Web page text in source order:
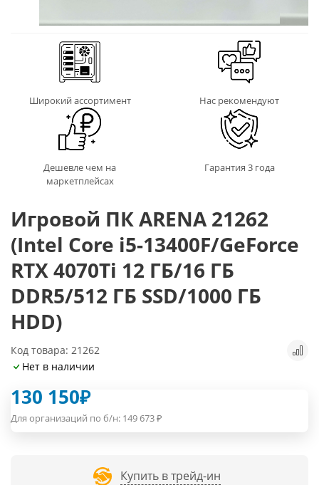
Широкий ассортимент Нас рекомендуют
Дешевле чем на
маркетплейсах
Гарантия 3 года
Игровой ПК ARENA 21262
(Intel Core i5-13400F/GeForce
RTX 4070Ti 12 ГБ/16 ГБ
DDR5/512 ГБ SSD/1000 ГБ
HDD)
Код товара: 21262
Нет в наличии
130 150₽
Для организаций по б/н: 149 673₽
Купить в трейд-ин